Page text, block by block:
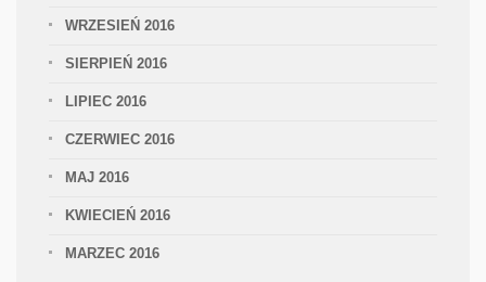
WRZESIEŃ 2016
SIERPIEŃ 2016
LIPIEC 2016
CZERWIEC 2016
MAJ 2016
KWIECIEŃ 2016
MARZEC 2016